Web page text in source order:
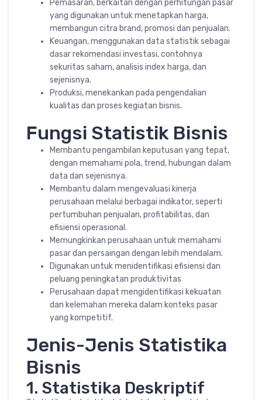
Pemasaran, berkaitan dengan perhitungan pasar
yang digunakan untuk menetapkan harga,
membangun citra brand, promosi dan penjualan.
Keuangan, menggunakan data statistik sebagai
dasar rekomendasi investasi, contohnya
sekuritas saham, analisis index harga, dan
sejenisnya.
Produksi, menekankan pada pengendalian
kualitas dan proses kegiatan bisnis.
Fungsi Statistik Bisnis
Membantu pengambilan keputusan yang tepat,
dengan memahami pola, trend, hubungan dalam
data dan sejenisnya.
Membantu dalam mengevaluasi kinerja
perusahaan melalui berbagai indikator, seperti
pertumbuhan penjualan, profitabilitas, dan
efisiensi operasional.
Memungkinkan perusahaan untuk memahami
pasar dan persaingan dengan lebih mendalam.
Digunakan untuk menidentifikasi efisiensi dan
peluang peningkatan produktivitas
Perusahaan dapat mengidentifikasi kekuatan
dan kelemahan mereka dalam konteks pasar
yang kompetitif.
Jenis-Jenis Statistika
Bisnis
1. Statistika Deskriptif